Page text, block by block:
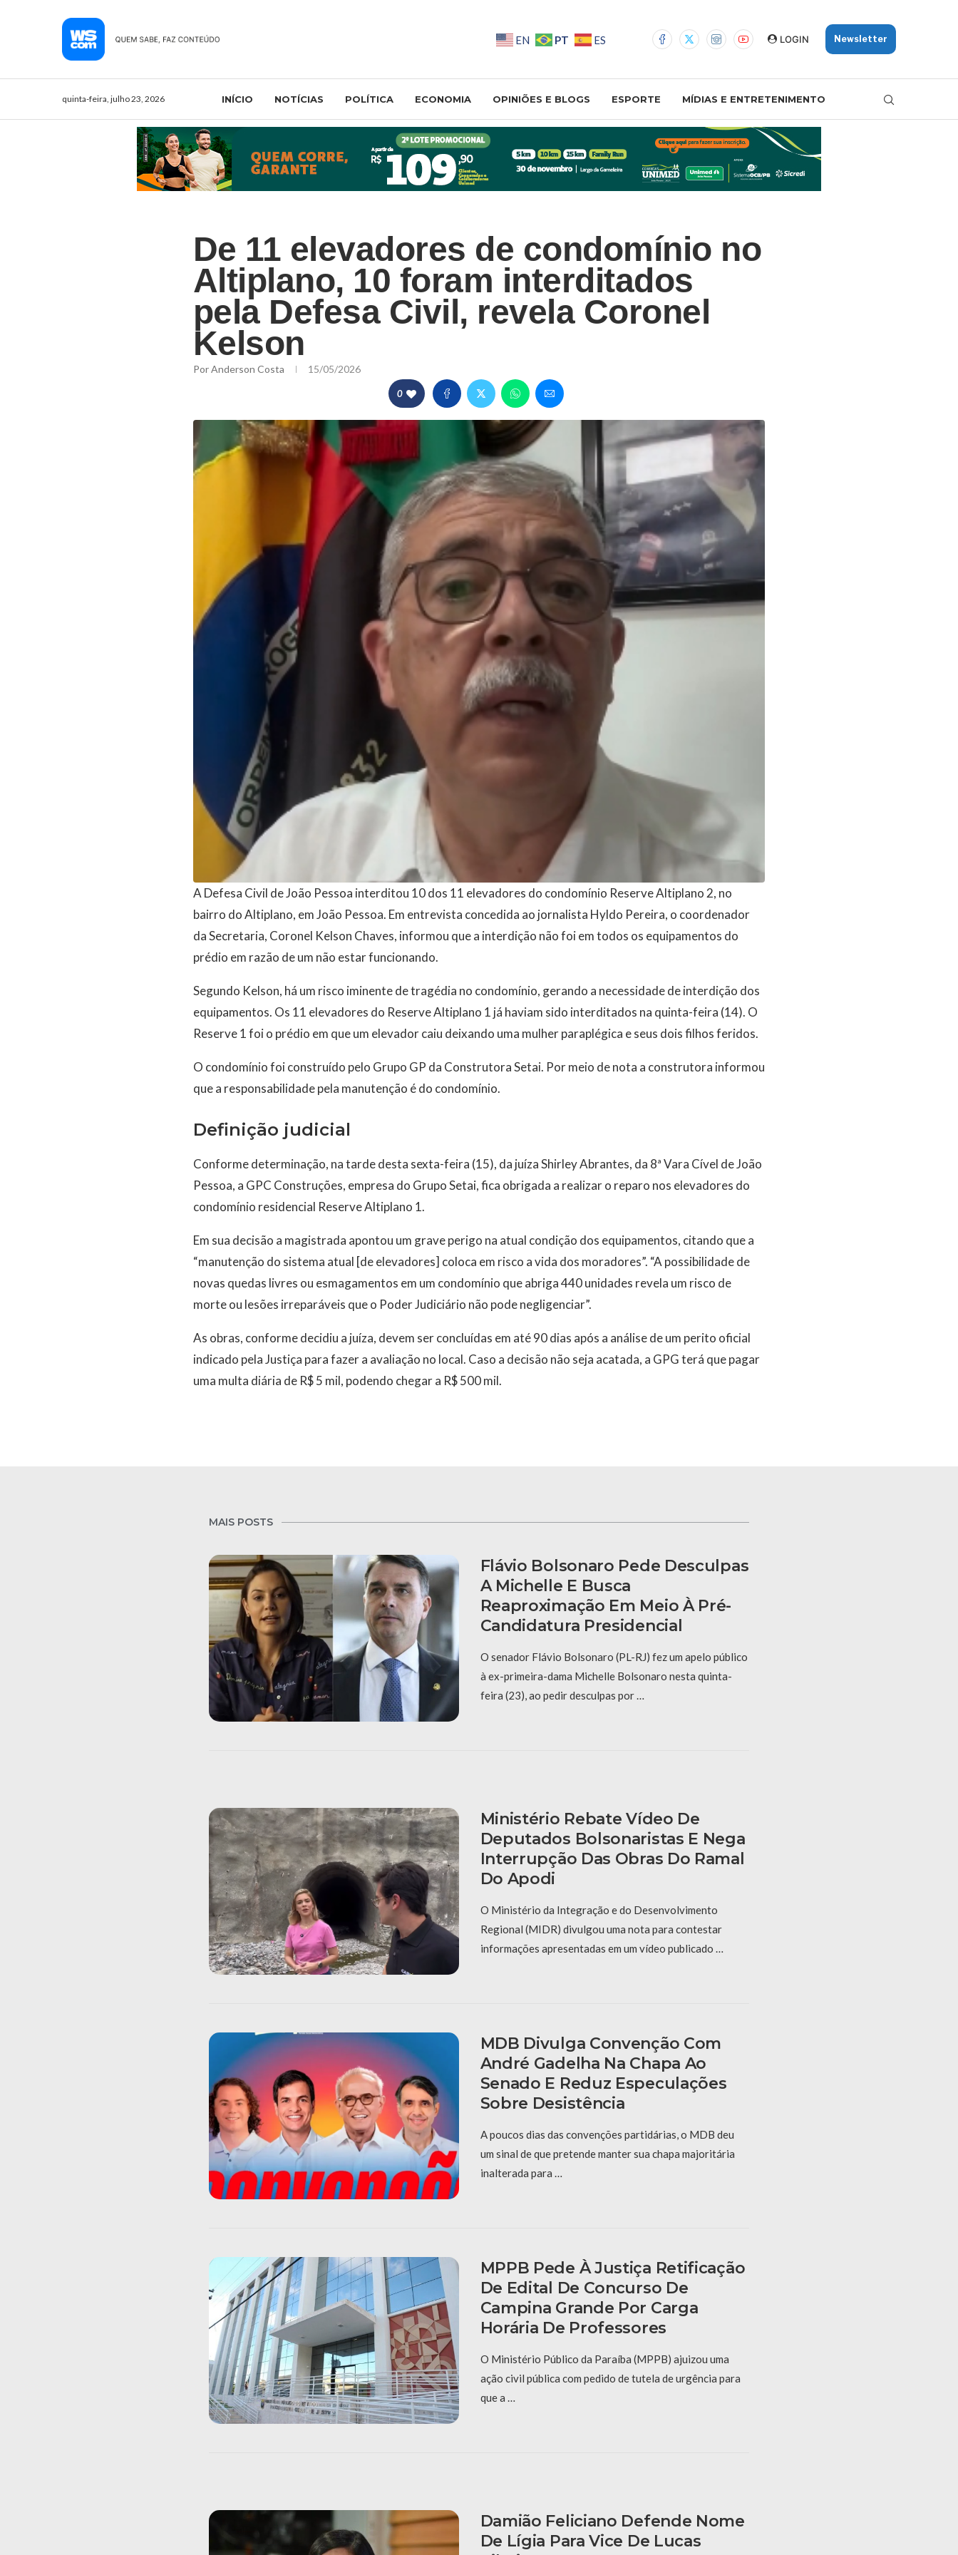
EN PT ES LOGIN Newsletter
quinta-feira, julho 23, 2026 INÍCIO NOTÍCIAS POLÍTICA ECONOMIA OPINIÕES E BLOGS ESPORTE MÍDIAS E ENTRETENIMENTO
De 11 elevadores de condomínio no
Altiplano, 10 foram interditados
pela Defesa Civil, revela Coronel
Kelson
PorAnderson Costa 15/05/2026
0
A Defesa Civil de João Pessoa interditou 10 dos 11 elevadores do condomínio Reserve Altiplano 2, no
bairro do Altiplano, em João Pessoa. Em entrevista concedida ao jornalista Hyldo Pereira, o coordenador
da Secretaria, Coronel Kelson Chaves, informou que a interdição não foi em todos os equipamentos do
prédio em razão de um não estar funcionando.
Segundo Kelson, há um risco iminente de tragédia no condomínio, gerando a necessidade de interdição dos
equipamentos. Os 11 elevadores do Reserve Altiplano 1 já haviam sido interditados na quinta-feira (14). O
Reserve 1 foi o prédio em que um elevador caiu deixando uma mulher paraplégica e seus dois filhos feridos.
O condomínio foi construído pelo Grupo GP da Construtora Setai. Por meio de nota a construtora informou
que a responsabilidade pela manutenção é do condomínio.
Definição judicial
Conforme determinação, na tarde desta sexta-feira (15), da juíza Shirley Abrantes, da 8ª Vara Cível de João
Pessoa, a GPC Construções, empresa do Grupo Setai, fica obrigada a realizar o reparo nos elevadores do
condomínio residencial Reserve Altiplano 1.
Em sua decisão a magistrada apontou um grave perigo na atual condição dos equipamentos, citando que a
“manutenção do sistema atual [de elevadores] coloca em risco a vida dos moradores”. “A possibilidade de
novas quedas livres ou esmagamentos em um condomínio que abriga 440 unidades revela um risco de
morte ou lesões irreparáveis que o Poder Judiciário não pode negligenciar”.
As obras, conforme decidiu a juíza, devem ser concluídas em até 90 dias após a análise de um perito oficial
indicado pela Justiça para fazer a avaliação no local. Caso a decisão não seja acatada, a GPG terá que pagar
uma multa diária de R$ 5 mil, podendo chegar a R$ 500 mil.
MAIS POSTS
Flávio Bolsonaro Pede Desculpas
A Michelle E Busca
Reaproximação Em Meio À Pré-
Candidatura Presidencial
O senador Flávio Bolsonaro (PL-RJ) fez um apelo público
à ex-primeira-dama Michelle Bolsonaro nesta quinta-
feira (23), ao pedir desculpas por …
Ministério Rebate Vídeo De
Deputados Bolsonaristas E Nega
Interrupção Das Obras Do Ramal
Do Apodi
O Ministério da Integração e do Desenvolvimento
Regional (MIDR) divulgou uma nota para contestar
informações apresentadas em um vídeo publicado …
MDB Divulga Convenção Com
André Gadelha Na Chapa Ao
Senado E Reduz Especulações
Sobre Desistência
A poucos dias das convenções partidárias, o MDB deu
um sinal de que pretende manter sua chapa majoritária
inalterada para …
MPPB Pede À Justiça Retificação
De Edital De Concurso De
Campina Grande Por Carga
Horária De Professores
O Ministério Público da Paraíba (MPPB) ajuizou uma
ação civil pública com pedido de tutela de urgência para
que a …
Damião Feliciano Defende Nome
De Lígia Para Vice De Lucas